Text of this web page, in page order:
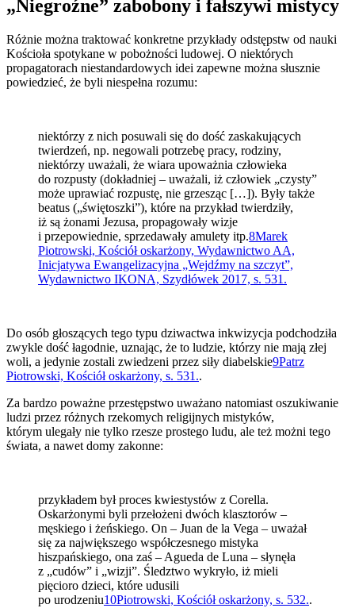
„Niegroźne” zabobony i fałszywi mistycy
Różnie można traktować konkretne przykłady odstępstw od nauki
Kościoła spotykane w pobożności ludowej. O niektórych
propagatorach niestandardowych idei zapewne można słusznie
powiedzieć, że byli niespełna rozumu:
niektórzy z nich posuwali się do dość zaskakujących
twierdzeń, np. negowali potrzebę pracy, rodziny,
niektórzy uważali, że wiara upoważnia człowieka
do rozpusty (dokładniej – uważali, iż człowiek „czysty”
może uprawiać rozpustę, nie grzesząc […]). Były także
beatus („świętoszki”), które na przykład twierdziły,
iż są żonami Jezusa, propagowały wizje
i przepowiednie, sprzedawały amulety itp.8Marek
Piotrowski, Kościół oskarżony, Wydawnictwo AA,
Inicjatywa Ewangelizacyjna „Wejdźmy na szczyt”,
Wydawnictwo IKONA, Szydłówek 2017, s. 531.
Do osób głoszących tego typu dziwactwa inkwizycja podchodziła
zwykle dość łagodnie, uznając, że to ludzie, którzy nie mają złej
woli, a jedynie zostali zwiedzeni przez siły diabelskie9Patrz
Piotrowski, Kościół oskarżony, s. 531..
Za bardzo poważne przestępstwo uważano natomiast oszukiwanie
ludzi przez różnych rzekomych religijnych mistyków,
którym ulegały nie tylko rzesze prostego ludu, ale też możni tego
świata, a nawet domy zakonne:
przykładem był proces kwiestystów z Corella.
Oskarżonymi byli przełożeni dwóch klasztorów –
męskiego i żeńskiego. On – Juan de la Vega – uważał
się za największego współczesnego mistyka
hiszpańskiego, ona zaś – Agueda de Luna – słynęła
z „cudów” i „wizji”. Śledztwo wykryło, iż mieli
pięcioro dzieci, które udusili
po urodzeniu10Piotrowski, Kościół oskarżony, s. 532..